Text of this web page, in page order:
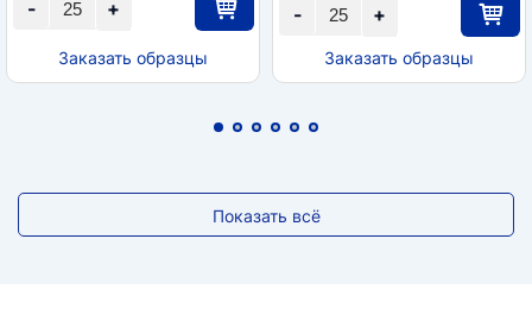
+
-
Заказать образцы
+
-
Заказать образцы
Показать всё